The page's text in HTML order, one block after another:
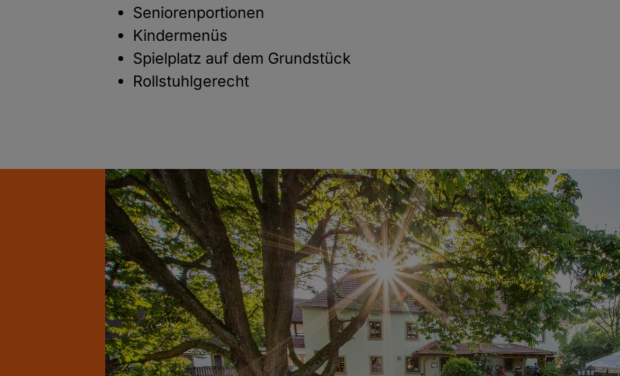
Seniorenportionen
Kindermenüs
Spielplatz auf dem Grundstück
Rollstuhlgerecht